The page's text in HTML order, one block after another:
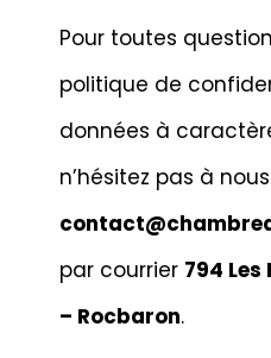
Pour toutes
politique de
données à
n’hésitez pas à
par courrier 794 Les
– Rocbaron.